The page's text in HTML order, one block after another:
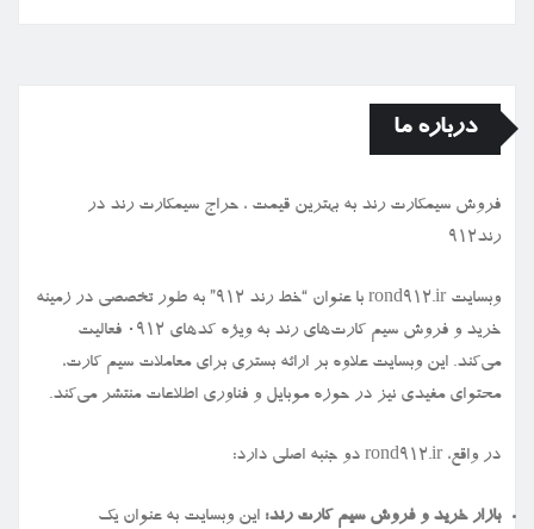
درباره ما
فروش سیمكارت رند به بهترین قیمت ، حراج سیمكارت رند در
رند912
وبسایت rond912.ir با عنوان “خط رند ۹۱۲” به طور تخصصی در زمینه
خرید و فروش سیم کارت‌های رند به ویژه کدهای ۰۹۱۲ فعالیت
می‌کند. این وبسایت علاوه بر ارائه بستری برای معاملات سیم کارت،
محتوای مفیدی نیز در حوزه موبایل و فناوری اطلاعات منتشر می‌کند.
در واقع، rond912.ir دو جنبه اصلی دارد:
بازار خرید و فروش سیم کارت رند: این وبسایت به عنوان یک